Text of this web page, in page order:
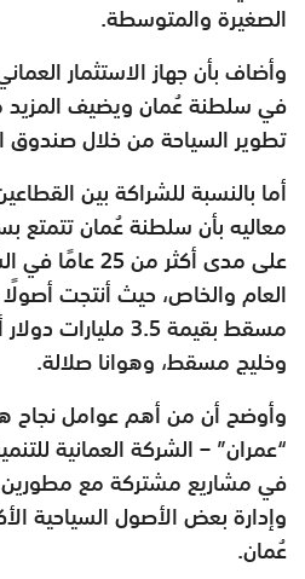
الصغيرة والمتوسطة.
وأضاف بأن جهاز الاستثمار
في سلطنة عُمان ويضيف
تطوير السياحة من خلال صندوق
أما بالنسبة للشراكة بين
معاليه بأن سلطنة عُمان تتمتع
على مدى أكثر
العام والخاص، حيث أنتجت
مسقط بقيمة 3.5
وخليج مسقط، وهوانا صلالة.
وأوضح أن من أهم عوامل نجاح
“عمران” – الشركة العمانية
في مشاريع مشتركة مع مطورين
وإدارة بعض الأصول السياحية
عُمان.